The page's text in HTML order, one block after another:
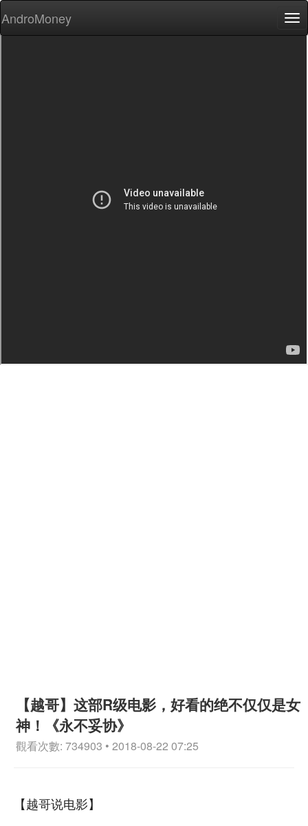
AndroMoney
【越哥】这部R级电影，好看的绝不仅仅是女
神！《永不妥协》
觀看次數: 734903 • 2018-08-22 07:25
【越哥说电影】